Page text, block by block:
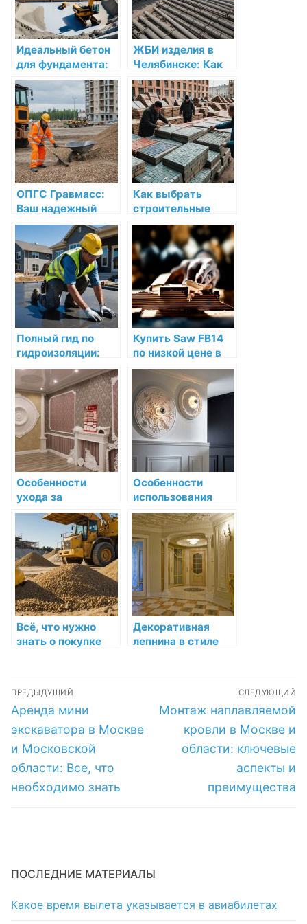
Идеальный бетон
для фундамента:
Как выбрать и
использовать
ЖБИ изделия в
Челябинске: Как
выбрать и где
купить
качественную
продукцию
ОПГС Гравмасс:
Ваш надежный
помощник для
строительства в
Нижнем Новгороде
Как выбрать
строительные
материалы:
Полное
руководство для
покупателей в
Челябинске
Полный гид по
гидроизоляции:
Как защитить свой
дом от воды
Купить Saw FB14
по низкой цене в
интернет-
магазине
Особенности
ухода за
декоративной
лепниной из
разных
материалов
Особенности
использования
декоративной
лепнины в
интерьерах
неоклассицизма
Всё, что нужно
знать о покупке
руководство
Декоративная
лепнина в стиле
Навигация
по
записям
ПРЕДЫДУЩИЙ
Предыдущая
запись:
Аренда мини
экскаватора в Москве
и Московской
области: Все, что
необходимо знать
СЛЕДУЮЩИЙ
Следующая
запись:
Монтаж наплавляемой
кровли в Москве и
области: ключевые
аспекты и
преимущества
ПОСЛЕДНИЕ МАТЕРИАЛЫ
Какое время вылета указывается в авиабилетах